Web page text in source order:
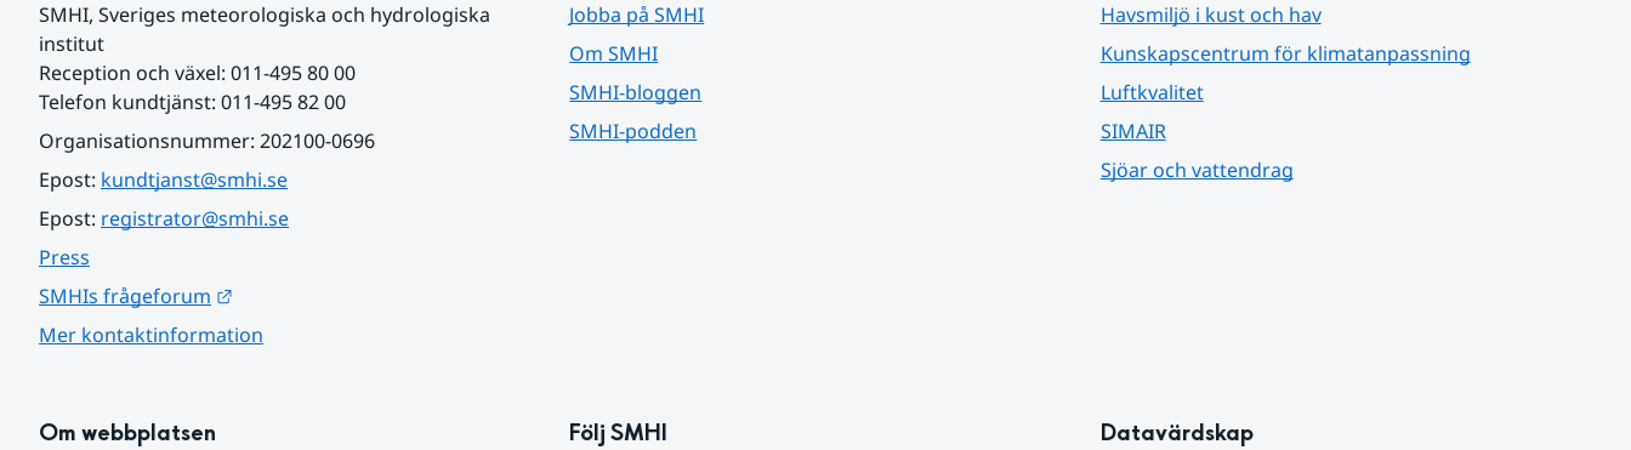
SMHI, Sveriges meteorologiska och hydrologiska
institut
Reception och växel: 011-495 80 00
Telefon kundtjänst: 011-495 82 00
Organisationsnummer: 202100-0696
Epost: kundtjanst@smhi.se
Epost: registrator@smhi.se
Press
SMHIs frågeforum
Mer kontaktinformation
Jobba på SMHI
Om SMHI
SMHI-bloggen
SMHI-podden
Havsmiljö i kust och hav
Kunskapscentrum för klimatanpassning
Luftkvalitet
SIMAIR
Sjöar och vattendrag
Om webbplatsen Följ SMHI Datavärdskap